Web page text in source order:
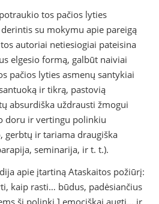
tos pačios lyties
su mokymu apie pareigą
autoriai netiesiogiai pateisina
elgesio formą, galbūt naiviai
pačios lyties asmenų santykiai
ir tikrą, pastovią
absurdiška uždrausti žmogui
doru ir vertingu polinkiu
gerbtų ir tariama draugiška
seminarija, ir t. t.).
apie įtartiną Ataskaitos požiūrį:
kaip rasti… būdus, padėsiančius